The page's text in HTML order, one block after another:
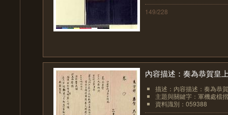
149/228
內容描述：奏為恭賀皇
描述：內容描述：奏為恭
主題與關鍵字：軍機處檔
資料識別：059388